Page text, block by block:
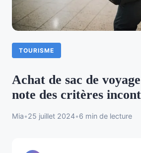
TOURISME
Achat de sac de
note des critères
Mia•25 juillet 2024•6 min de lecture